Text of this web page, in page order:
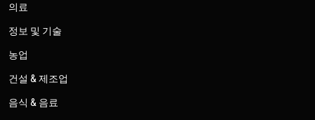
의료
정보 및 기술
농업
건설 & 제조업
음식 & 음료